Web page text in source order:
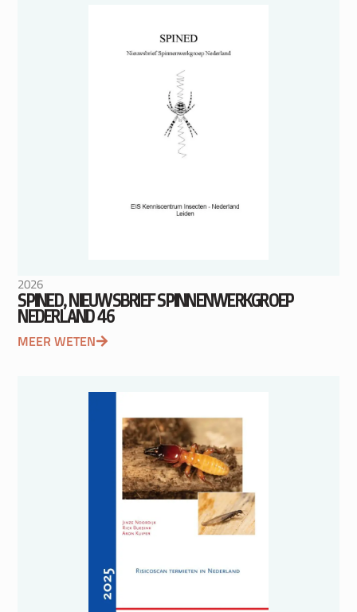
2026
SPINED, NIEUWSBRIEF SPINNENWERKGROEP
NEDERLAND 46
MEER WETEN